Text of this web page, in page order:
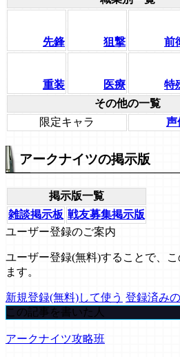
先鋒 狙撃 前
重装 医療 特
その他の一覧
限定キャラ
声
アークナイツの掲示版
掲示版一覧
雑談掲示板 戦友募集掲示版
ユーザー登録のご案内
ユーザー登録(無料)することで、
ます。
新規登録(無料)して使う 登録済み
この記事を書いた人
アークナイツ攻略班